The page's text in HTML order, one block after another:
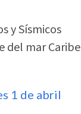
y Sísmicos
del mar Caribe
1 de abril